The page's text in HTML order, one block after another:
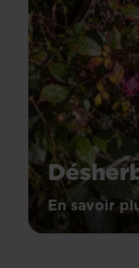
Les
En savoirsur